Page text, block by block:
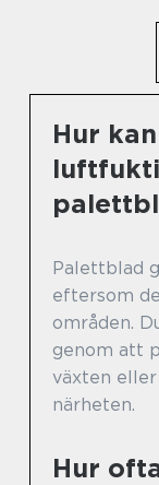
Hur
Palettblad
eftersom
områden.
genom att
växten
närheten.
Hur